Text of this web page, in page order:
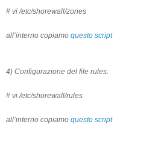
# vi /etc/shorewall/zones
all’interno copiamo questo script
4) Configurazione del file rules.
# vi /etc/shorewall/rules
all’interno copiamo questo script